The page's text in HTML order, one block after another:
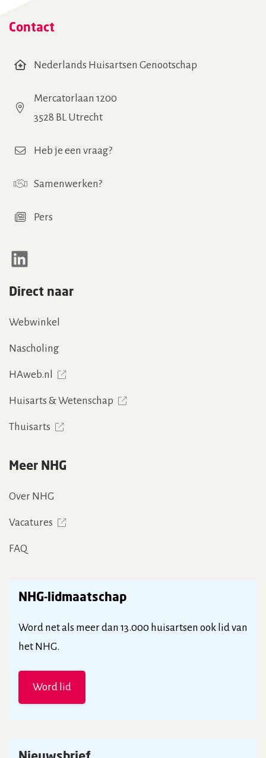
Contact
Nederlands Huisartsen Genootschap
Mercatorlaan 1200
3528 BL Utrecht
Heb je een vraag?
Samenwerken?
Pers
LinkedIn
Direct naar
Webwinkel
Nascholing
HAweb.nl
Huisarts & Wetenschap
Thuisarts
Meer NHG
Over NHG
Vacatures
FAQ
NHG-lidmaatschap
Word net als meer dan 13.000 huisartsen ook lid van
het NHG.
Word lid